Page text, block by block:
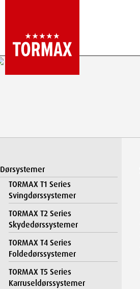
Dørsystemer
TORMAX T1 Series
Svingdørssystemer
TORMAX T2 Series
Skydedørssystemer
TORMAX T4 Series
Foldedørssystemer
TORMAX T5 Series
Karruseldørssystemer